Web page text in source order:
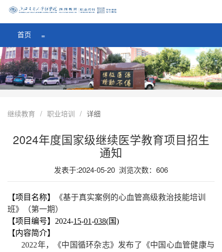
医学院首页
首页 =
继续教育 / 职业培训 / 详细
2024年度国家级继续医学教育项目招生
通知
发表于:2024-05-20 浏览次数： 606
【项目名称】 《基于真实案例的心血管高级救治技能培训
班》
（第一期）
【项目编号】 2024-15-01-038(国)
【内容简介】
2022年，《中国循环杂志》发布了《中国心血管健康与